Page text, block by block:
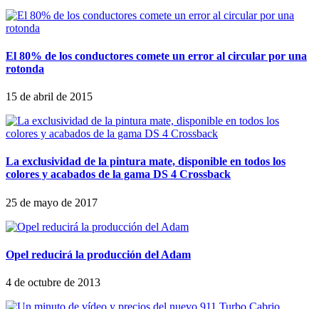
El 80% de los conductores comete un error al circular por una
rotonda
15 de abril de 2015
La exclusividad de la pintura mate, disponible en todos los
colores y acabados de la gama DS 4 Crossback
25 de mayo de 2017
Opel reducirá la producción del Adam
4 de octubre de 2013